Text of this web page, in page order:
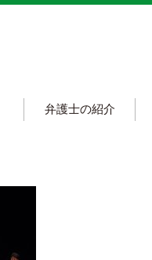
弁護士の紹介